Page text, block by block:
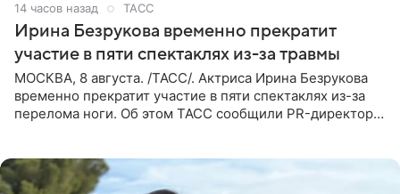
14 часов назад ТАСС
Ирина Безрукова временно прекратит
участие в пяти спектаклях из-за травмы
МОСКВА, 8 августа. /ТАСС/. Актриса Ирина Безрукова
временно прекратит участие в пяти спектаклях из-за
перелома ноги. Об этом ТАСС сообщили PR-директор